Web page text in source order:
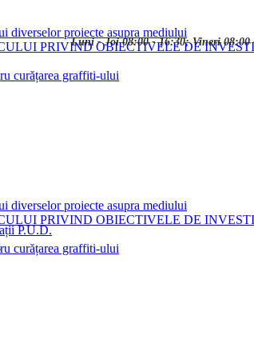
P.U.D.
Luni - Joi 08:00 - 16:30; Vineri 08:00
diverselor proiecte asupra mediului
PRIVIND OBIECTIVELE DE
curățarea graffiti-ului
diverselor proiecte asupra mediului
PRIVIND OBIECTIVELE DE
curățarea graffiti-ului